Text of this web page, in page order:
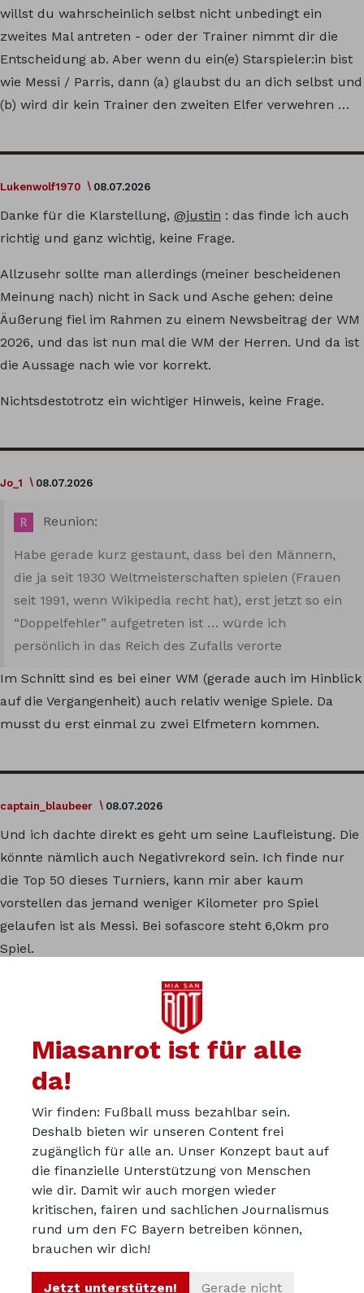
willst du wahrscheinlich selbst nicht unbedingt ein
zweites Mal antreten - oder der Trainer nimmt dir die
Entscheidung ab. Aber wenn du ein(e) Starspieler:in bist
wie Messi / Parris, dann (a) glaubst du an dich selbst und
(b) wird dir kein Trainer den zweiten Elfer verwehren …
Lukenwolf1970 08.07.2026
Danke für die Klarstellung, @justin : das finde ich auch
richtig und ganz wichtig, keine Frage.
Allzusehr sollte man allerdings (meiner bescheidenen
Meinung nach) nicht in Sack und Asche gehen: deine
Äußerung fiel im Rahmen zu einem Newsbeitrag der WM
2026, und das ist nun mal die WM der Herren. Und da ist
die Aussage nach wie vor korrekt.
Nichtsdestotrotz ein wichtiger Hinweis, keine Frage.
Jo_1 08.07.2026
Reunion:
Habe gerade kurz gestaunt, dass bei den Männern,
die ja seit 1930 Weltmeisterschaften spielen (Frauen
seit 1991, wenn Wikipedia recht hat), erst jetzt so ein
“Doppelfehler” aufgetreten ist … würde ich
persönlich in das Reich des Zufalls verorte
Im Schnitt sind es bei einer WM (gerade auch im Hinblick
auf die Vergangenheit) auch relativ wenige Spiele. Da
musst du erst einmal zu zwei Elfmetern kommen.
captain_blaubeer 08.07.2026
Und ich dachte direkt es geht um seine Laufleistung. Die
könnte nämlich auch Negativrekord sein. Ich finde nur
die Top 50 dieses Turniers, kann mir aber kaum
vorstellen das jemand weniger Kilometer pro Spiel
gelaufen ist als Messi. Bei sofascore steht 6,0km pro
Spiel.
Zum Vergleich, Modric hat 9,8km und Ronaldo 8,6km.
Natürlich schwer zu vergleichen, jede Position und Taktik
hat andere Anforderungen aber vom Alter ähnlich.
Du kannst in der Miasanrot-
Kurve mitdiskutieren:
kurve.miasanrot.de
Über uns
Werbepartner werden
Impressum
Miasanrot ist für alle
da!
Wir finden: Fußball muss bezahlbar sein.
Deshalb bieten wir unseren Content frei
zugänglich für alle an. Unser Konzept baut auf
die finanzielle Unterstützung von Menschen
wie dir. Damit wir auch morgen wieder
kritischen, fairen und sachlichen Journalismus
rund um den FC Bayern betreiben können,
brauchen wir dich!
Jetzt unterstützen! Gerade nicht